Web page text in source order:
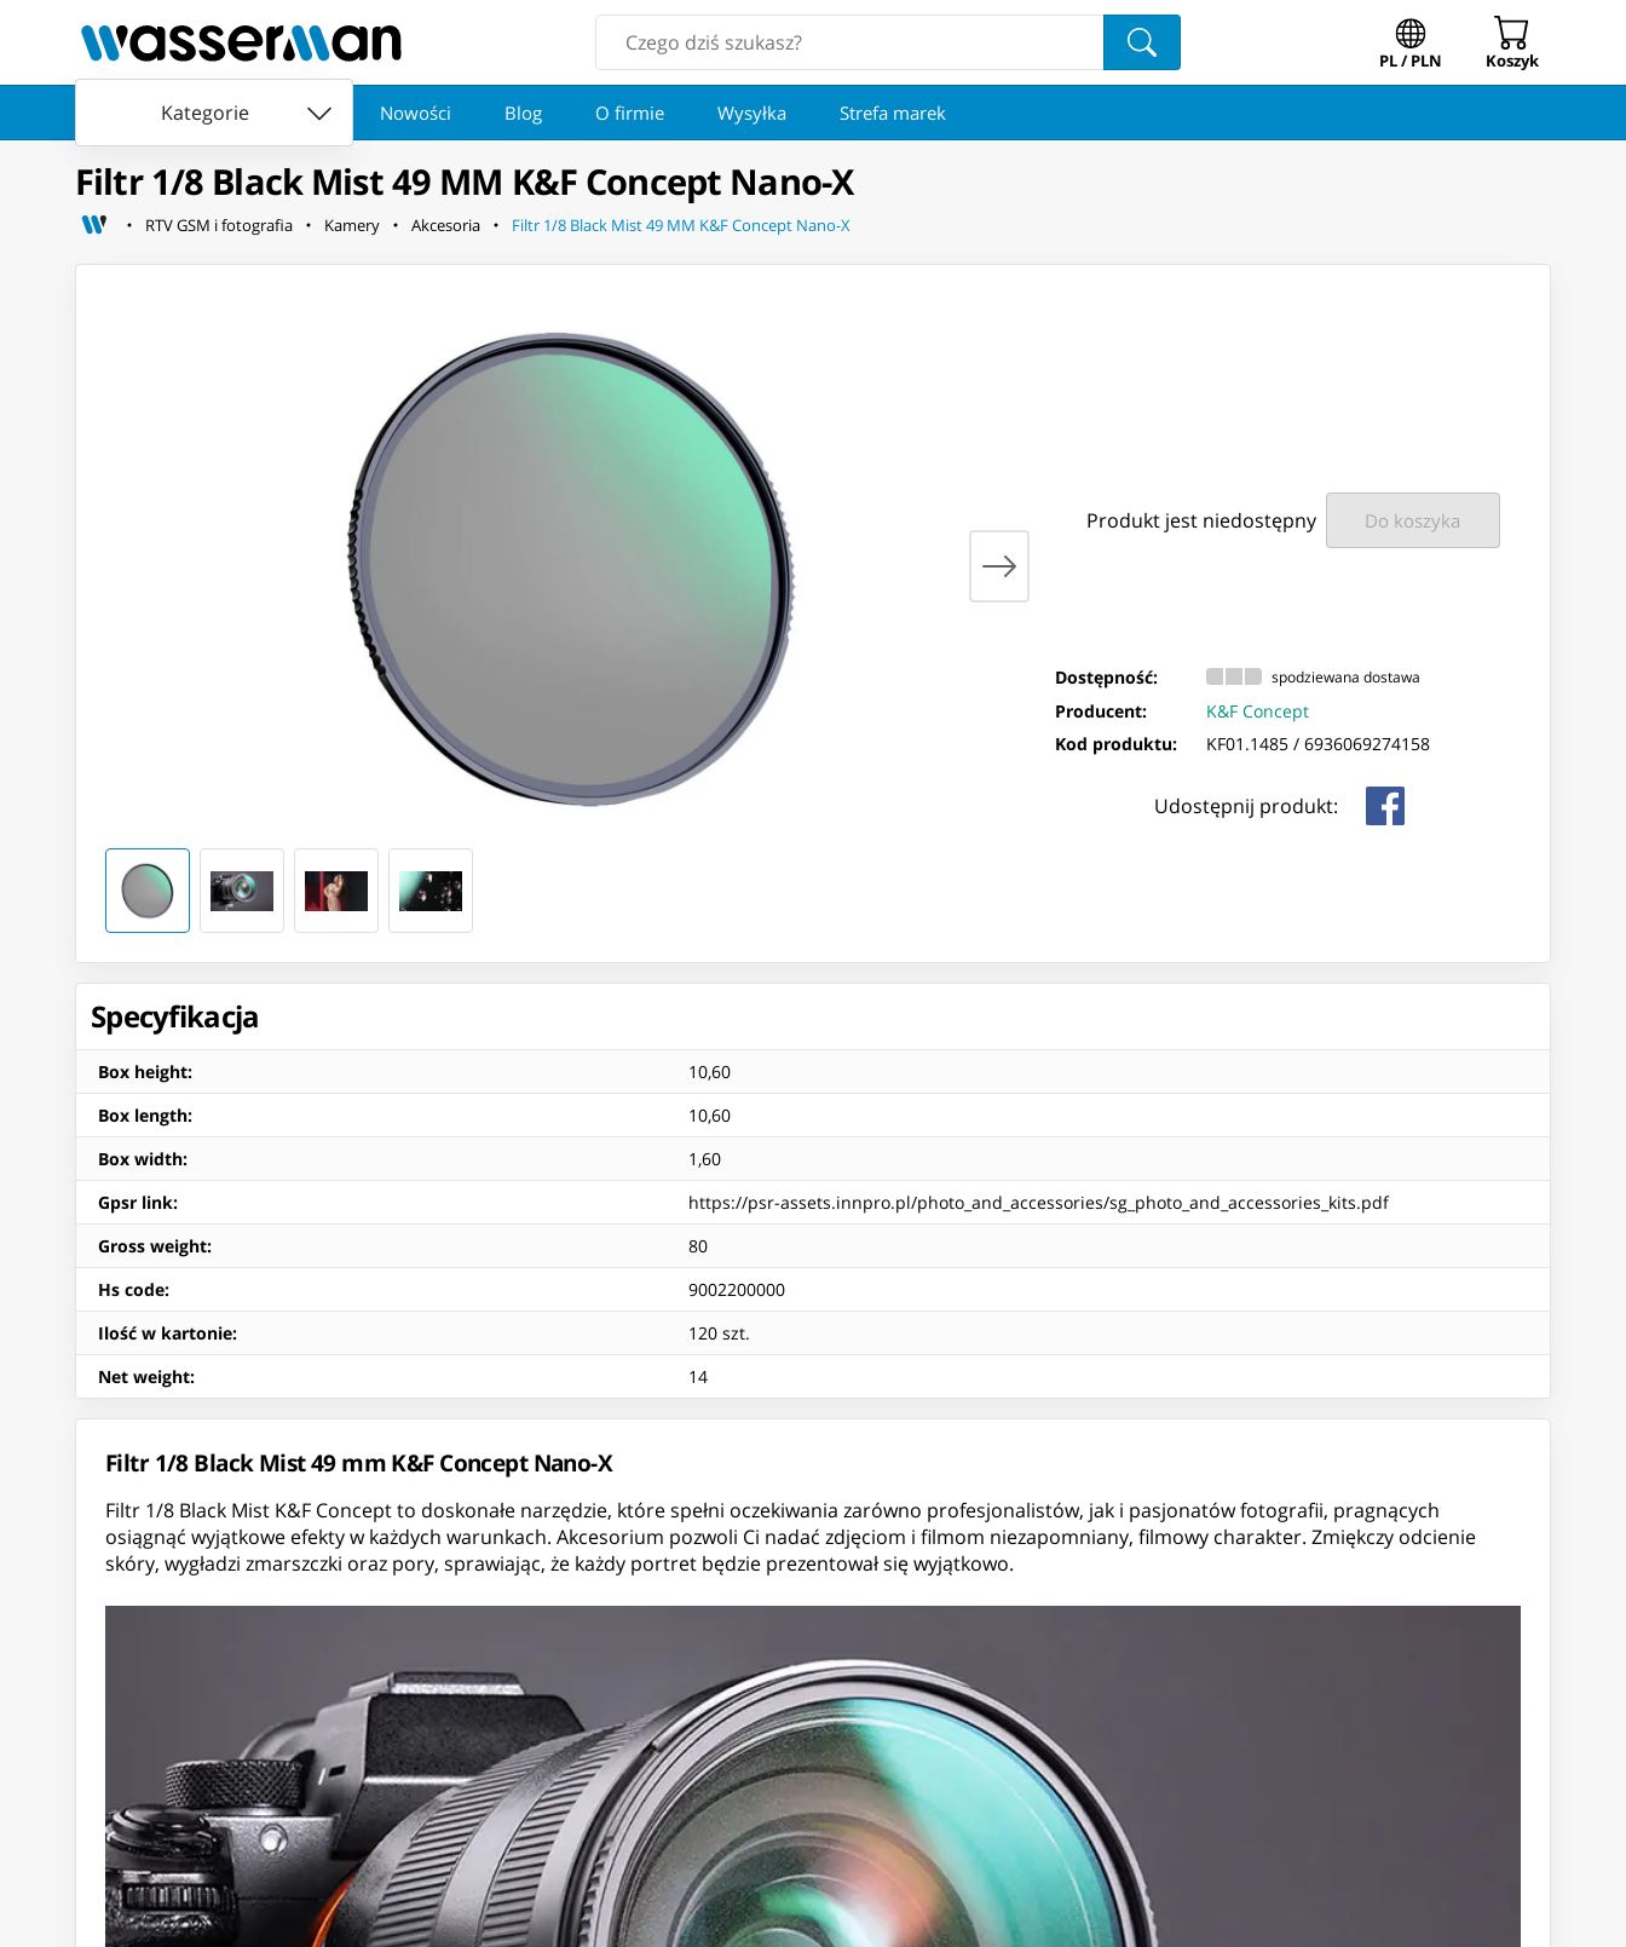
PL / PLN Koszyk
Kategorie Nowości Blog O firmie Wysyłka Strefa marek
Filtr 1/8 Black Mist 49 MM K&F Concept Nano-X
RTV GSM i fotografia Kamery Akcesoria Filtr 1/8 Black Mist 49 MM K&F Concept Nano-X
Produkt jest niedostępny Do koszyka
Dostępność: spodziewana dostawa
Producent:
K&F Concept
Kod produktu:
KF01.1485 /6936069274158
Udostępnij produkt:
Specyfikacja
Box height:
10,60
Box length:
10,60
Box width:
1,60
Gpsr link:
https://psr-assets.innpro.pl/photo_and_accessories/sg_photo_and_accessories_kits.pdf
Gross weight:
80
Hs code:
9002200000
Ilość w kartonie:
120 szt.
Net weight: 14
Filtr 1/8 Black Mist 49 mm K&F Concept Nano-X
Filtr 1/8 Black Mist K&F Concept to doskonałe narzędzie, które spełni oczekiwania zarówno profesjonalistów, jak i pasjonatów fotografii, pragnących
osiągnąć wyjątkowe efekty w każdych warunkach. Akcesorium pozwoli Ci nadać zdjęciom i filmom niezapomniany, filmowy charakter. Zmiękczy odcienie
skóry, wygładzi zmarszczki oraz pory, sprawiając, że każdy portret będzie prezentował się wyjątkowo.